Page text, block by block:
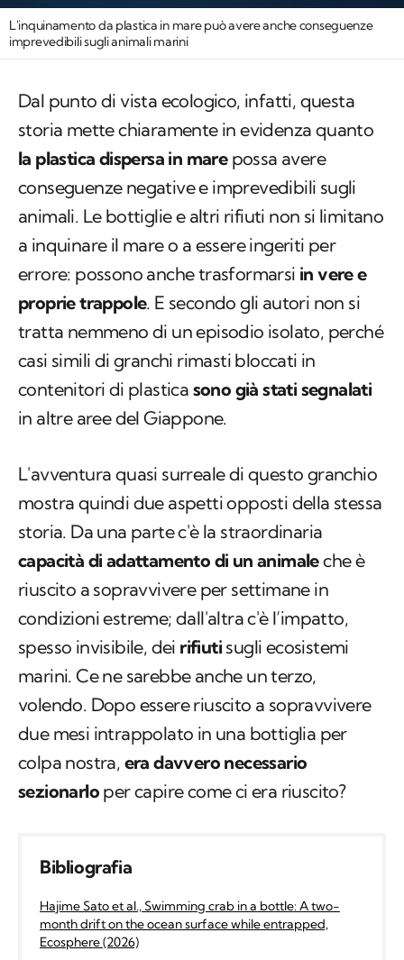
L'inquinamento da plastica in mare può avere anche conseguenze
imprevedibili sugli animali marini
Dal punto di vista ecologico, infatti, questa
storia mette chiaramente in evidenza quanto
la plastica dispersa in marepossa avere
conseguenze negative e imprevedibili sugli
animali. Le bottiglie e altri rifiuti non si limitano
a inquinare il mare o a essere ingeriti per
errore: possono anche trasformarsi in vere e
proprie trappole. E secondo gli autori non si
tratta nemmeno di un episodio isolato, perché
casi simili di granchi rimasti bloccati in
contenitori di plastica sono già stati segnalati
in altre aree del Giappone.
L'avventura quasi surreale di questo granchio
mostra quindi due aspetti opposti della stessa
storia. Da una parte c'è la straordinaria
capacità di adattamento di un animaleche è
riuscito a sopravvivere per settimane in
condizioni estreme; dall'altra c'è l’impatto,
spesso invisibile, dei rifiuti sugli ecosistemi
marini. Ce ne sarebbe anche un terzo,
volendo. Dopo essere riuscito a sopravvivere
due mesi intrappolato in una bottiglia per
colpa nostra, era davvero necessario
sezionarlo per capire come ci era riuscito?
Bibliografia
Hajime Sato et al., Swimming crab in a bottle: A two-
month drift on the ocean surface while entrapped,
Ecosphere (2026)